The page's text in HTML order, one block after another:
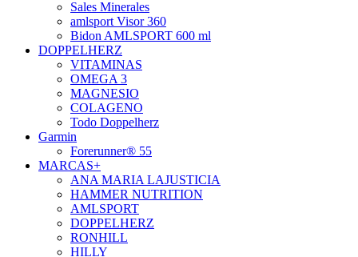
Sales Minerales
amlsport Visor 360
Bidon AMLSPORT 600 ml
DOPPELHERZ
VITAMINAS
OMEGA 3
MAGNESIO
COLAGENO
Todo Doppelherz
Garmin
Forerunner® 55
MARCAS+
ANA MARIA LAJUSTICIA
HAMMER NUTRITION
AMLSPORT
DOPPELHERZ
RONHILL
HILLY